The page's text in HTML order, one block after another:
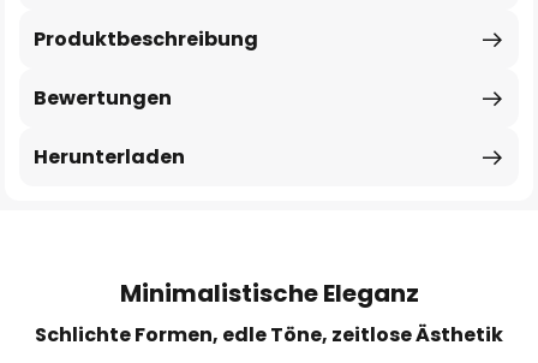
Produktbeschreibung
Bewertungen
Herunterladen
Minimalistische Eleganz
Schlichte Formen, edle Töne, zeitlose Ästhetik